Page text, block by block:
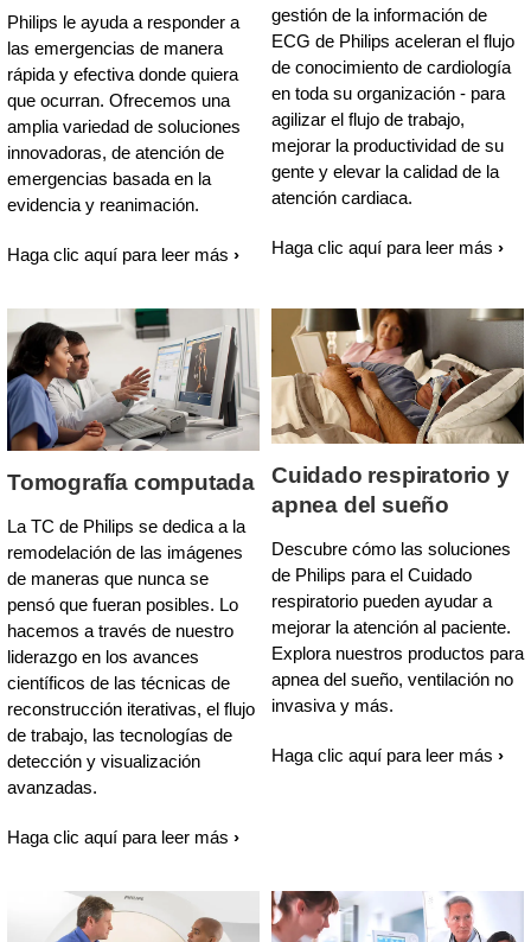
Philips le ayuda a responder a
las emergencias de manera
rápida y efectiva donde quiera
que ocurran. Ofrecemos una
amplia variedad de soluciones
innovadoras, de atención de
emergencias basada en la
evidencia y reanimación.
Haga clic aquí para leer más
gestión de la información de
ECG de Philips aceleran el flujo
de conocimiento de cardiología
en toda su organización - para
agilizar el flujo de trabajo,
mejorar la productividad de su
gente y elevar la calidad de la
atención cardiaca.
Haga clic aquí para leer más
Tomografía computada
La TC de Philips se dedica a la
remodelación de las imágenes
de maneras que nunca se
pensó que fueran posibles. Lo
hacemos a través de nuestro
liderazgo en los avances
científicos de las técnicas de
reconstrucción iterativas, el flujo
de trabajo, las tecnologías de
detección y visualización
avanzadas.
Haga clic aquí para leer más
Cuidado respiratorio y
apnea del sueño
Descubre cómo las soluciones
de Philips para el Cuidado
respiratorio pueden ayudar a
mejorar la atención al paciente.
Explora nuestros productos para
apnea del sueño, ventilación no
invasiva y más.
Haga clic aquí para leer más